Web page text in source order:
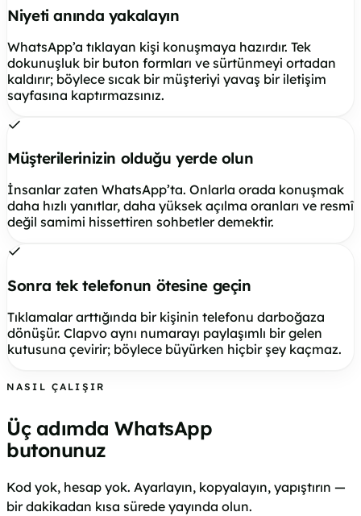
Niyeti anında yakalayın
WhatsApp’a tıklayan kişi konuşmaya hazırdır. Tek
dokunuşluk bir buton formları ve sürtünmeyi ortadan
kaldırır; böylece sıcak bir müşteriyi yavaş bir iletişim
sayfasına kaptırmazsınız.
Müşterilerinizin olduğu yerde olun
İnsanlar zaten WhatsApp’ta. Onlarla orada konuşmak
daha hızlı yanıtlar, daha yüksek açılma oranları ve resmî
değil samimi hissettiren sohbetler demektir.
Sonra tek telefonun ötesine geçin
Tıklamalar arttığında bir kişinin telefonu darboğaza
dönüşür. Clapvo aynı numarayı paylaşımlı bir gelen
kutusuna çevirir; böylece büyürken hiçbir şey kaçmaz.
NASIL ÇALIŞIR
Üç adımda WhatsApp
butonunuz
Kod yok, hesap yok. Ayarlayın, kopyalayın, yapıştırın —
bir dakikadan kısa sürede yayında olun.